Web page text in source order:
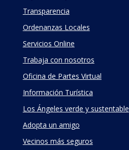
Transparencia
Ordenanzas Locales
Servicios Online
Trabaja con nosotros
Oficina de Partes Virtual
Información Turística
Los Ángeles verde y sustentable
Adopta un amigo
Vecinos más seguros